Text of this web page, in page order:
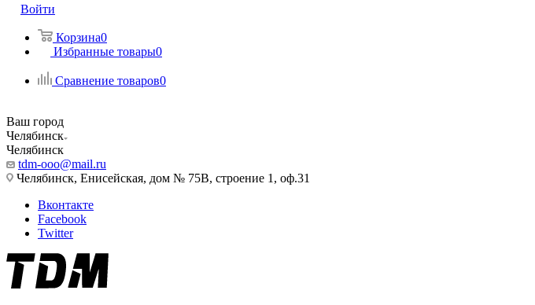
Войти
Корзина0
Избранные товары0
Сравнение товаров0
Ваш город
Челябинск
Челябинск
tdm-ooo@mail.ru
Челябинск, Енисейская, дом № 75В, строение 1, оф.31
Вконтакте
Facebook
Twitter